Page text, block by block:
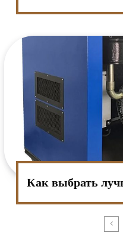
Как выбрать